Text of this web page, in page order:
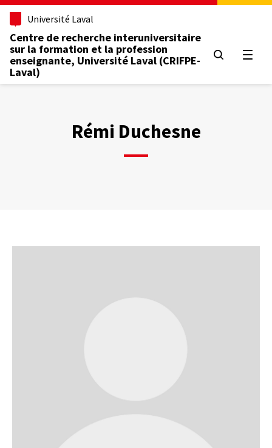
Aller
contenu
principal
Université Laval
Centre de recherche interuniversitaire
sur la formation et la profession
enseignante, Université Laval (CRIFPE-
Laval)
Rémi Duchesne